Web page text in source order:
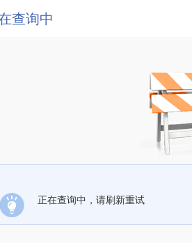
查询中
正在查询中，请刷新重试